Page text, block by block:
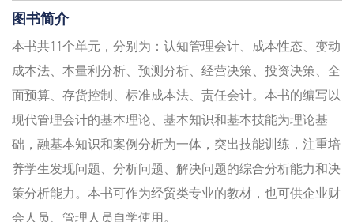
图书简介
本书共11个单元，分别为：认知管理会计、成本性态、变动
成本法、本量利分析、预测分析、经营决策、投资决策、全
面预算、存货控制、标准成本法、责任会计。本书的编写以
现代管理会计的基本理论、基本知识和基本技能为理论基
础，融基本知识和案例分析为一体，突出技能训练，注重培
养学生发现问题、分析问题、解决问题的综合分析能力和决
策分析能力。本书可作为经贸类专业的教材，也可供企业财
会人员、管理人员自学使用。